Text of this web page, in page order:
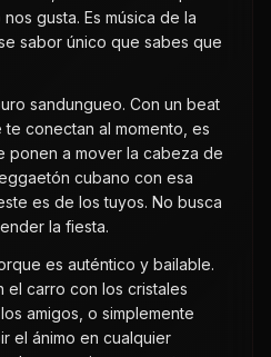
gusta. Es música de la
sabor único que sabes que
sandungueo. Con un beat
conectan al momento, es
ponen a mover la cabeza de
cubano con esa
es de los tuyos. No busca
la fiesta.
es auténtico y bailable.
el carro con los cristales
amigos, o simplemente
el ánimo en cualquier